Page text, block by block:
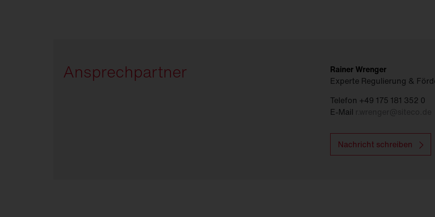
Ansprechpartner
Rainer Wrenger
Experte Regulierung &
Telefon +49 175 181 352 0
E-Mail
Nachricht schreiben